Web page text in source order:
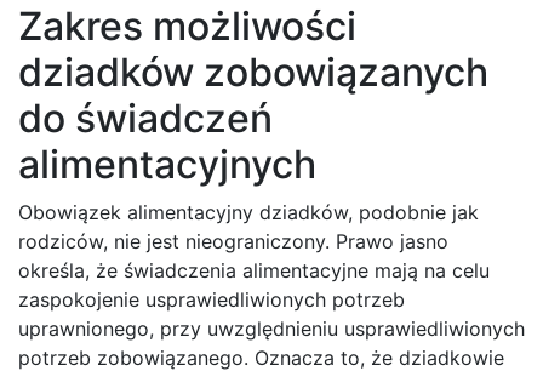
Zakres możliwości
dziadków zobowiązanych
do świadczeń
alimentacyjnych
Obowiązek alimentacyjny dziadków, podobnie jak
rodziców, nie jest nieograniczony. Prawo jasno
określa, że świadczenia alimentacyjne mają na celu
zaspokojenie usprawiedliwionych potrzeb
uprawnionego, przy uwzględnieniu usprawiedliwionych
potrzeb zobowiązanego. Oznacza to, że dziadkowie